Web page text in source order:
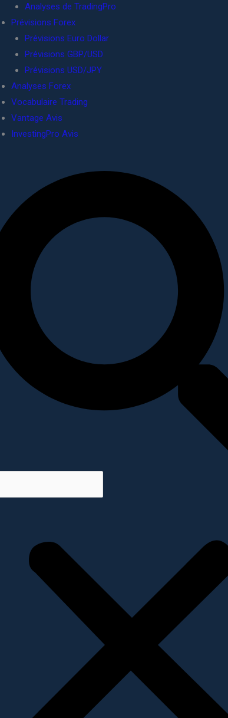
Analyses de TradingPro
Prévisions Forex
Prévisions Euro Dollar
Prévisions GBP/USD
Prévisions USD/JPY
Analyses Forex
Vocabulaire Trading
Vantage Avis
InvestingPro Avis